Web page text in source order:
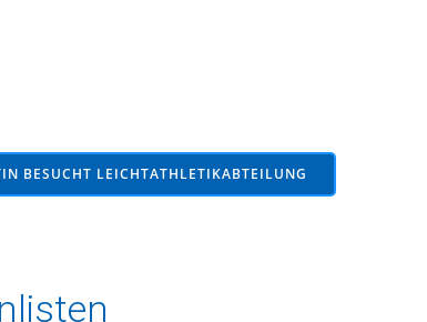
BESUCHT LEICHTATHLETIKABTEILUNG